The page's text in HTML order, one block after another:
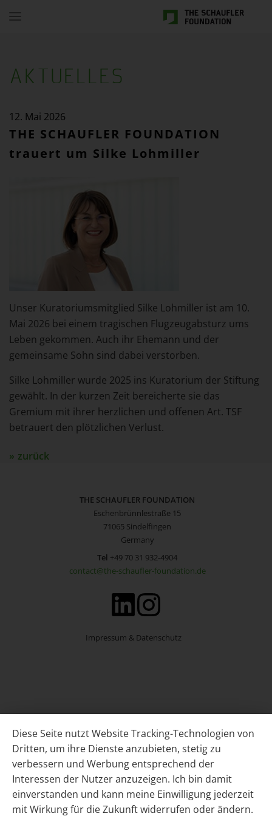
Toggle
AKTUELLES
12. Mai 2026
THE SCHAUFLER FOUNDATION
trauert um Silke Lohmiller
Unser Kuratoriumsmitglied Silke Lohmiller ist am 10.
Mai 2026 bei einem tragischen Flugzeugabsturz ums
Leben gekommen. Auch ihr Ehemann und der
gemeinsame Sohn sind dabei verstorben.
Silke Lohmiller wurde 2025 ins Kuratorium der Stiftung
gewählt. In der kurzen Zeit bereicherte sie das
Gremium mit ihrer herzlichen und offenen Art. TSF
betrauert den plötzlichen Verlust.
zurück
THE SCHAUFLER FOUNDATION
Eschenbrünnlestraße 15
71065 Sindelfingen
Germany
Tel +49 70 31 932-4904
contact@the-schaufler-foundation.de
Impressum & Datenschutz
Diese Seite nutzt Website Tracking-Technologien von
Dritten, um ihre Dienste anzubieten, stetig zu
verbessern und Werbung entsprechend der
Interessen der Nutzer anzuzeigen. Ich bin damit
einverstanden und kann meine Einwilligung jederzeit
mit Wirkung für die Zukunft widerrufen oder ändern.